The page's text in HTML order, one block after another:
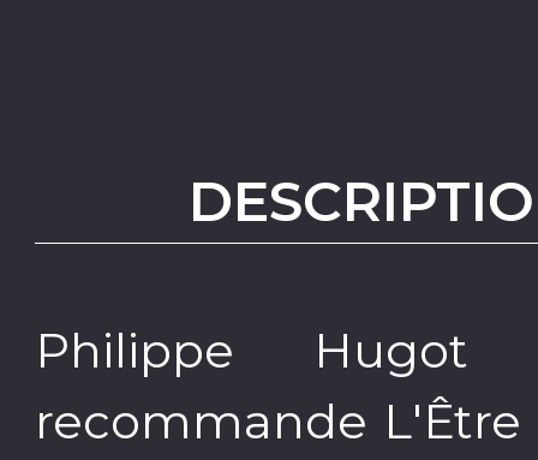
Philippe Hugot
recommande